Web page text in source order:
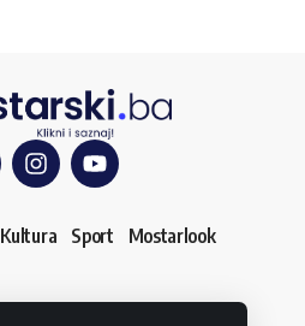
Kultura Sport Mostarlook